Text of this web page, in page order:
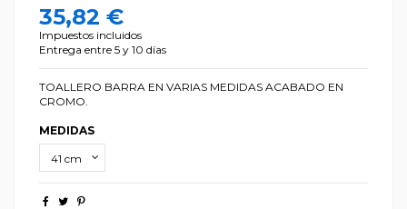
35,82 €
Impuestos incluidos
Entrega entre 5 y 10 días
TOALLERO BARRA EN VARIAS MEDIDAS ACABADO EN
CROMO.
MEDIDAS